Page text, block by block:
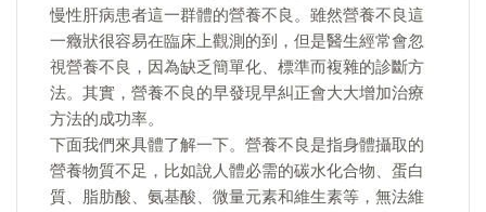
慢性肝病患者這一群體的營養不良。雖然營養不良這
一癥狀很容易在臨床上觀測的到，但是醫生經常會忽
視營養不良，因為缺乏簡單化、標準而複雜的診斷方
法。其實，營養不良的早發現早糾正會大大增加治療
方法的成功率。
下面我們來具體了解一下。營養不良是指身體攝取的
營養物質不足，比如說人體必需的碳水化合物、蛋白
質、脂肪酸、氨基酸、微量元素和維生素等，無法維